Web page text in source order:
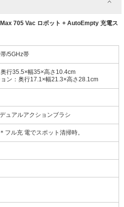
705 Vac ロボット + AutoEmpty 充電ス
/5GHz帯
行35.5×幅35×高さ10.4cm
ン：奥行17.1×幅21.3×高さ28.1cm
ュアルアクションブラシ
ル充 電でスポット清掃時。